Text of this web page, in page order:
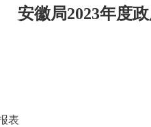
安徽局2023年度
表